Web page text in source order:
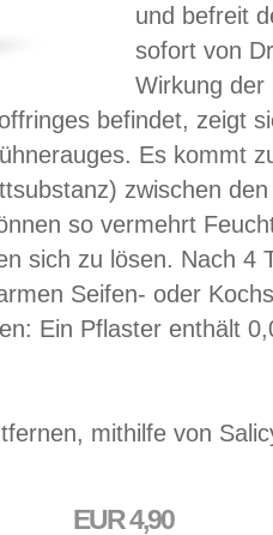
und befreit
sofort von
Wirkung der
befindet, zeigt
Es kommt
zwischen
so vermehrt
sich zu lösen. Nach 4
Seifen- oder
Ein Pflaster enthält
mithilfe von
EUR 4,90